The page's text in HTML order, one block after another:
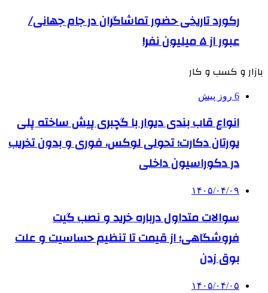
رکورد تاریخی حضور تماشاگران در جام جهانی/
عبور از ۵ میلیون نفر!
بازار و کسب و کار
6 روز پیش
انواع قاب بندی دیوار با گچبری پیش ساخته پلی
یورتان دکارت؛ تحولی لوکس، فوری و بدون تخریب
در دکوراسیون داخلی
۱۴۰۵/۰۴/۰۹
سوالات متداول درباره خرید و نصب گیت
فروشگاهی؛ از قیمت تا تنظیم حساسیت و علت
بوق زدن
۱۴۰۵/۰۴/۰۵